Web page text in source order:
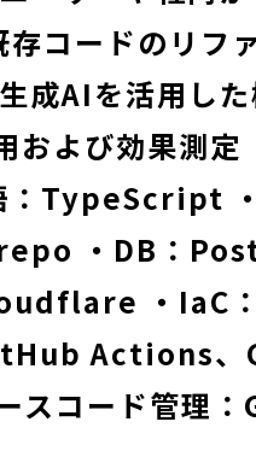
存コードのリフ
成AIを活用し
および効果測定
TypeScript
・DB：
・IaC
Actions、
スコード管理